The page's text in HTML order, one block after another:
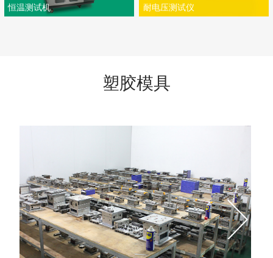
恒温测试机 耐电压测试仪
塑胶模具